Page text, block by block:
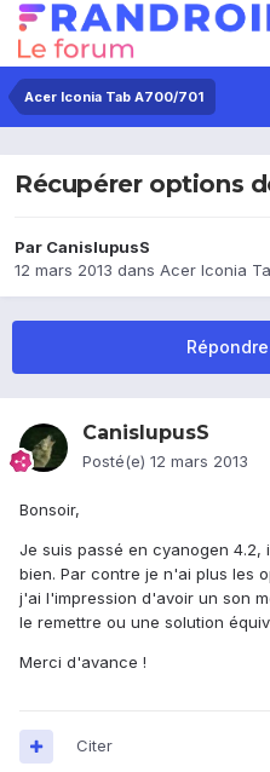
Acer Iconia Tab A700/701
Récupérer options
Par CanislupusS
12 mars 2013 dans Acer Iconia
CanislupusS
Posté(e) 12 mars 2013
Bonsoir,
Je suis passé en cyanogen 4.2,
bien. Par contre je n'ai plus les
j'ai l'impression d'avoir un son
le remettre ou une solution
Merci d'avance !
Citer